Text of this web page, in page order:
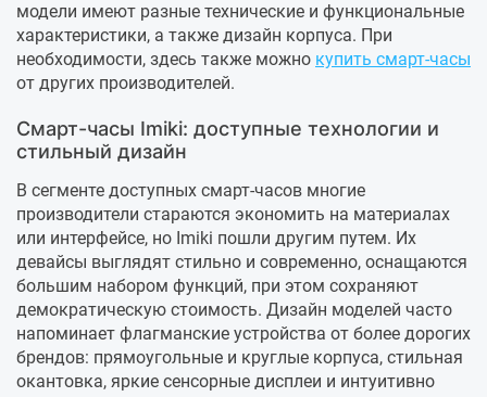
модели имеют разные технические и функциональные
характеристики, а также дизайн корпуса. При
необходимости, здесь также можно купить смарт-часы
от других производителей.
Смарт-часы Imiki: доступные технологии и
стильный дизайн
В сегменте доступных смарт-часов многие
производители стараются экономить на материалах
или интерфейсе, но Imiki пошли другим путем. Их
девайсы выглядят стильно и современно, оснащаются
большим набором функций, при этом сохраняют
демократическую стоимость. Дизайн моделей часто
напоминает флагманские устройства от более дорогих
брендов: прямоугольные и круглые корпуса, стильная
окантовка, яркие сенсорные дисплеи и интуитивно